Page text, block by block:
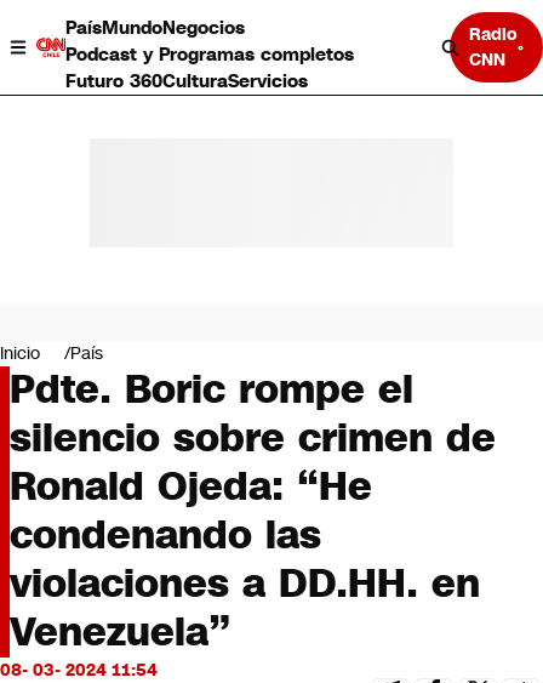
PaísMundoNegocios
Podcast y Programas completos
Futuro 360CulturaServicios
Radio
CNN
Negocios
Deportes
Programas completos
Cultura
Servicios
Bits
CNN tiempo
Futuro 360
Opinión
Inicio País
Pdte. Boric rompe el
silencio sobre crimen de
Ronald Ojeda: “He
condenando las
violaciones a DD.HH. en
Venezuela”
08- 03- 2024 11:54